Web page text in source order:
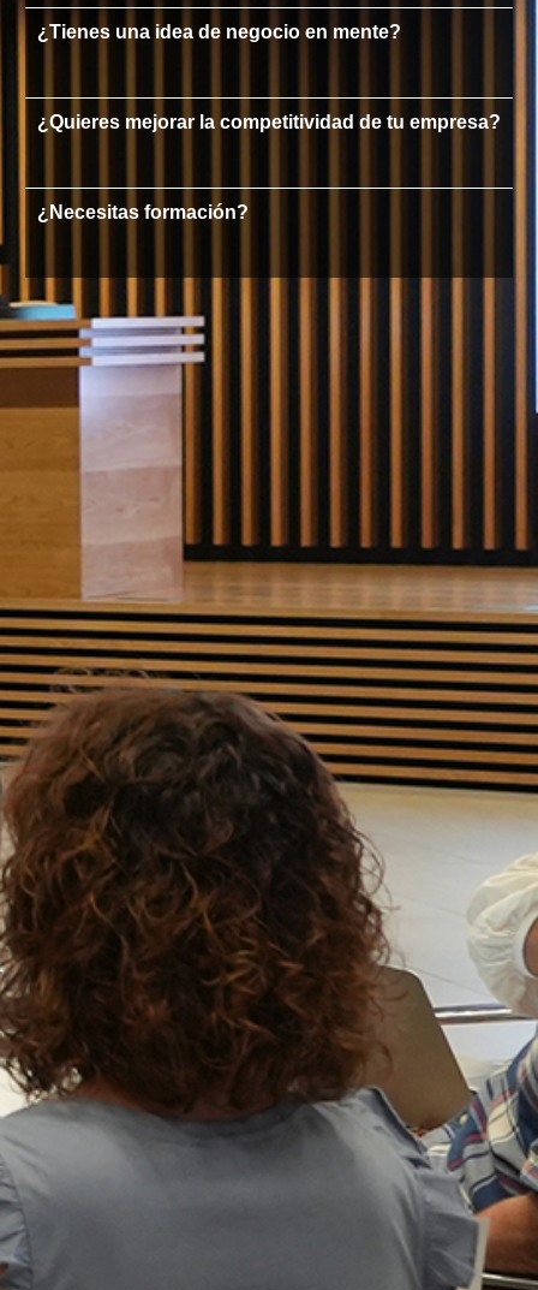
¿Tienes una idea de negocio en mente?
¿Quieres mejorar la competitividad de tu empresa?
¿Necesitas formación?